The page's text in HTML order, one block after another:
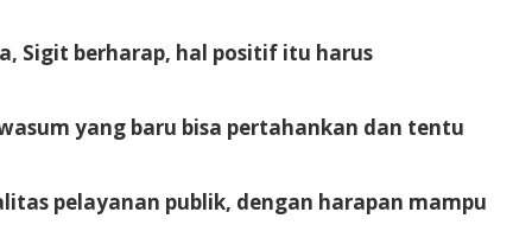
Sigit berharap, hal positif itu harus
yang baru bisa pertahankan dan tentu
pelayanan publik, dengan harapan mampu